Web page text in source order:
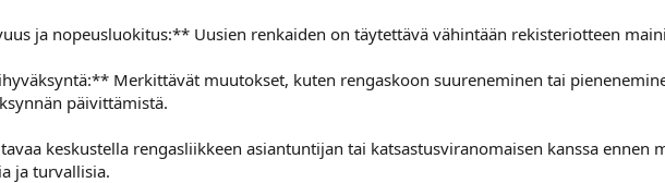
ja nopeusluokitus:** Uusien renkaiden on täytettävä vähintään rekisteriotteen
Merkittävät muutokset, kuten rengaskoon suureneminen tai
päivittämistä.
keskustella rengasliikkeen asiantuntijan tai katsastusviranomaisen kanssa
ja turvallisia.